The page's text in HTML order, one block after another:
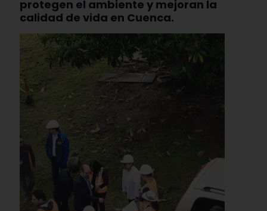
protegen el ambiente y mejoran la
calidad de vida en Cuenca.